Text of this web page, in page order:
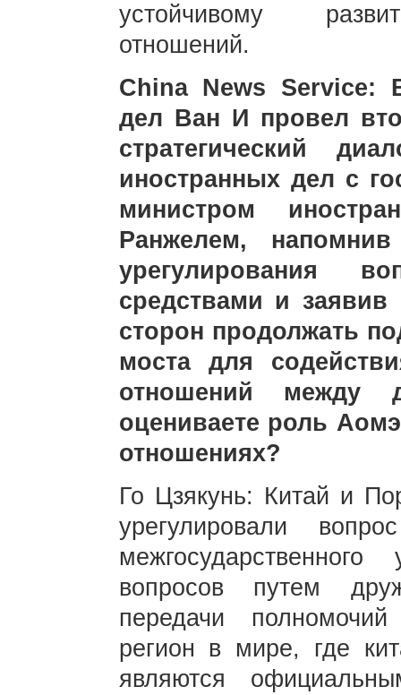
устойчивому
отношений.
China News Service:
дел Ван И провел
стратегический
иностранных дел с
министром
Ранжелем,
урегулирования
средствами и
сторон продолжать
моста для
отношений между
оцениваете роль
отношениях?
Го Цзякунь: Китай и
урегулировали
межгосударственного
вопросов путем
передачи
регион в мире, где
являются